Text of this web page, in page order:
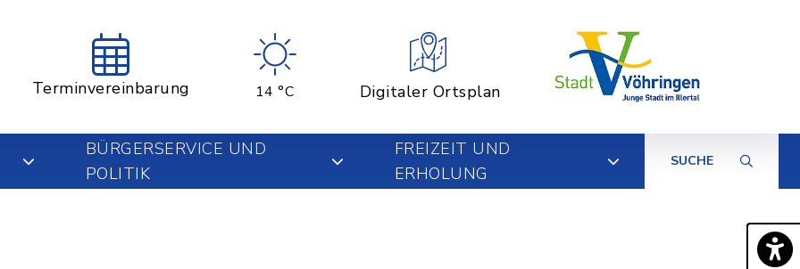
Terminvereinbarung 14 °C Digitaler Ortsplan
BÜRGERSERVICE UND
POLITIK
FREIZEIT UND
ERHOLUNG
SUCHE